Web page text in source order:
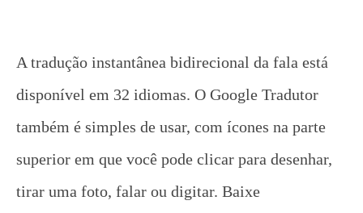
A tradução instantânea bidirecional da fala está
disponível em 32 idiomas. O Google Tradutor
também é simples de usar, com ícones na parte
superior em que você pode clicar para desenhar,
tirar uma foto, falar ou digitar. Baixe